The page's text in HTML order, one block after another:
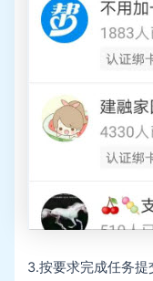
3.按要求完成任务提